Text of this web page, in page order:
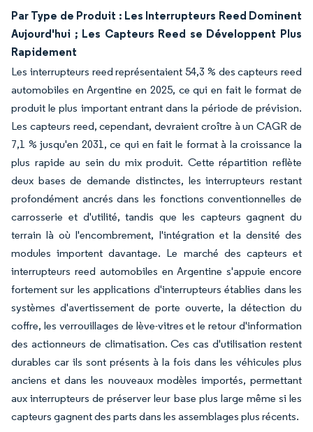
Par Type de Produit : Les Interrupteurs Reed Dominent
Aujourd'hui ; Les Capteurs Reed se Développent Plus
Rapidement
Les interrupteurs reed représentaient 54,3 % des capteurs reed
automobiles en Argentine en 2025, ce qui en fait le format de
produit le plus important entrant dans la période de prévision.
Les capteurs reed, cependant, devraient croître à un CAGR de
7,1 % jusqu'en 2031, ce qui en fait le format à la croissance la
plus rapide au sein du mix produit. Cette répartition reflète
deux bases de demande distinctes, les interrupteurs restant
profondément ancrés dans les fonctions conventionnelles de
carrosserie et d'utilité, tandis que les capteurs gagnent du
terrain là où l'encombrement, l'intégration et la densité des
modules importent davantage. Le marché des capteurs et
interrupteurs reed automobiles en Argentine s'appuie encore
fortement sur les applications d'interrupteurs établies dans les
systèmes d'avertissement de porte ouverte, la détection du
coffre, les verrouillages de lève-vitres et le retour d'information
des actionneurs de climatisation. Ces cas d'utilisation restent
durables car ils sont présents à la fois dans les véhicules plus
anciens et dans les nouveaux modèles importés, permettant
aux interrupteurs de préserver leur base plus large même si les
capteurs gagnent des parts dans les assemblages plus récents.